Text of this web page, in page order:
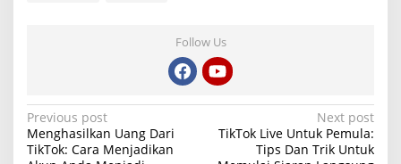
Follow Us
P
o
Previous post
Menghasilkan Uang Dari
TikTok: Cara Menjadikan
Next post
TikTok Live Untuk Pemula:
Tips Dan Trik Untuk